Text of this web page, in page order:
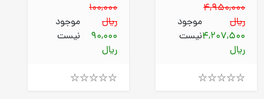
100,000
ریال
90,000
ریال
موجود
نیست
4,950,000
ریال
4,207,500
ریال
موجود
نیست